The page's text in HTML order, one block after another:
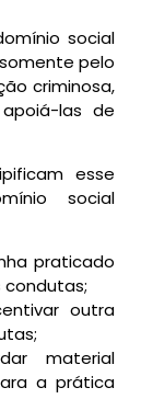
social
pelo
criminosa,
las de
esse
social
praticado
outra
material
a prática